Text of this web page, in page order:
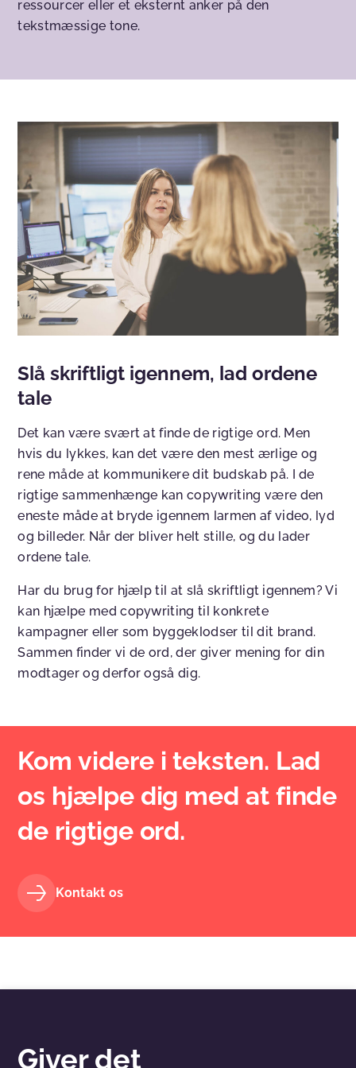
ressourcer eller et eksternt anker på den
tekstmæssige tone.
Slå skriftligt igennem, lad ordene
tale
Det kan være svært at finde de rigtige ord. Men
hvis du lykkes, kan det være den mest ærlige og
rene måde at kommunikere dit budskab på. I de
rigtige sammenhænge kan copywriting være den
eneste måde at bryde igennem larmen af video, lyd
og billeder. Når der bliver helt stille, og du lader
ordene tale.
Har du brug for hjælp til at slå skriftligt igennem? Vi
kan hjælpe med copywriting til konkrete
kampagner eller som byggeklodser til dit brand.
Sammen finder vi de ord, der giver mening for din
modtager og derfor også dig.
Kom videre i teksten. Lad
os hjælpe dig med at finde
de rigtige ord.
Kontakt os
Giver det